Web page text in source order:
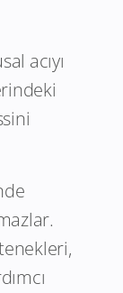
acıyı